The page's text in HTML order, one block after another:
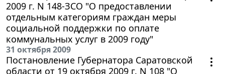
2009 г. N 148-ЗСО "О предоставлении
отдельным категориям граждан меры
социальной поддержки по оплате
коммунальных услуг в 2009 году"
31 октября 2009
Постановление Губернатора Саратовской
области от 19 октября 2009 г. N 108 "О